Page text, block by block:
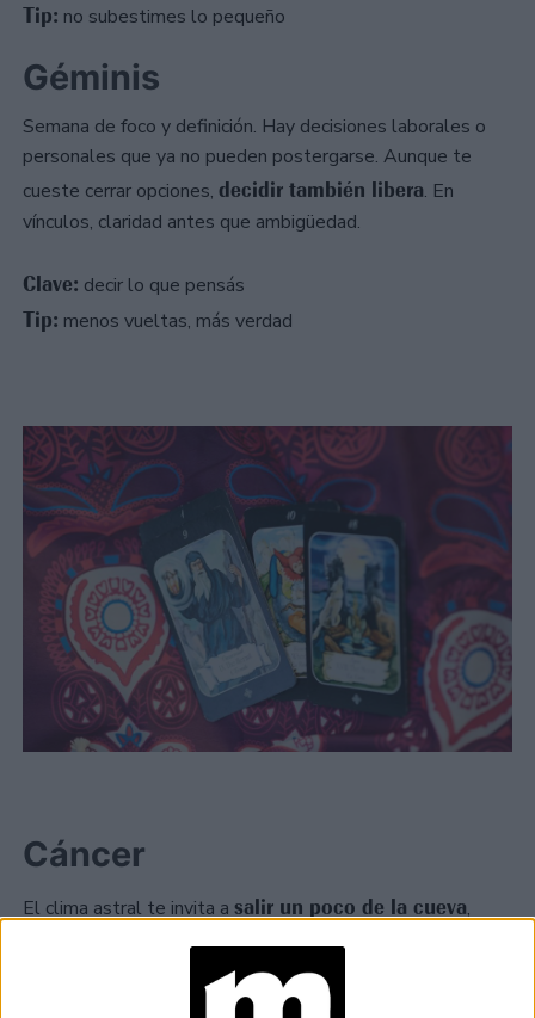
Tip: no subestimes lo pequeño
Géminis
Semana de foco y definición. Hay decisiones laborales o
personales que ya no pueden postergarse. Aunque te
cueste cerrar opciones, decidir también libera. En
vínculos, claridad antes que ambigüedad.
Clave: decir lo que pensás
Tip: menos vueltas, más verdad
Cáncer
El clima astral te invita a salir un poco de la cueva,
lecturas inspiradoras pueden ordenarte por dentro. En el
amor, animarte a pedir lo que necesitás marca la diferencia.